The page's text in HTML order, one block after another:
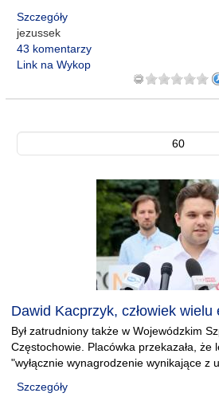
Szczegóły
jezussek
43 komentarzy
Link na Wykop
60
Dawid Kacprzyk, człowiek wielu
Był zatrudniony także w Wojewódzkim
Częstochowie. Placówka przekazała, że
"wyłącznie wynagrodzenie wynikające z
Szczegóły